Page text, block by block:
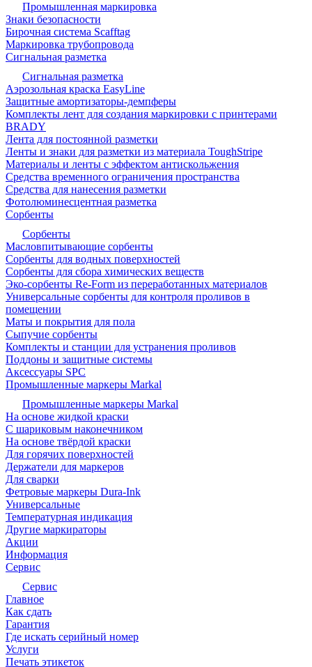
Промышленная маркировка
Знаки безопасности
Бирочная система Scafftag
Маркировка трубопровода
Сигнальная разметка
Сигнальная разметка
Аэрозольная краска EasyLine
Защитные амортизаторы-демпферы
Комплекты лент для создания маркировки с принтерами
BRADY
Лента для постоянной разметки
Ленты и знаки для разметки из материала ToughStripe
Материалы и ленты с эффектом антискольжения
Средства временного ограничения пространства
Средства для нанесения разметки
Фотолюминесцентная разметка
Сорбенты
Сорбенты
Масловпитывающие сорбенты
Сорбенты для водных поверхностей
Сорбенты для сбора химических веществ
Эко-сорбенты Re-Form из переработанных материалов
Универсальные сорбенты для контроля проливов в
помещении
Маты и покрытия для пола
Сыпучие сорбенты
Комплекты и станции для устранения проливов
Поддоны и защитные системы
Аксессуары SPC
Промышленные маркеры Markal
Промышленные маркеры Markal
На основе жидкой краски
С шариковым наконечником
На основе твёрдой краски
Для горячих поверхностей
Держатели для маркеров
Для сварки
Фетровые маркеры Dura-Ink
Универсальные
Температурная индикация
Другие маркираторы
Акции
Информация
Сервис
Сервис
Главное
Как сдать
Гарантия
Где искать серийный номер
Услуги
Печать этикеток